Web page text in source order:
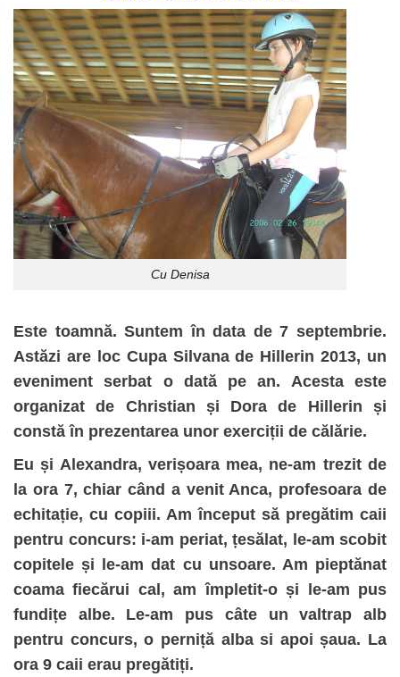
Cu Denisa
Este toamnă. Suntem în data de 7 septembrie.
Astăzi are loc Cupa Silvana de Hillerin 2013, un
eveniment serbat o dată pe an. Acesta este
organizat de Christian și Dora de Hillerin și
constă în prezentarea unor exerciții de călărie.
Eu și Alexandra, verișoara mea, ne-am trezit de
la ora 7, chiar când a venit Anca, profesoara de
echitație, cu copiii. Am început să pregătim caii
pentru concurs: i-am periat, țesălat, le-am scobit
copitele și le-am dat cu unsoare. Am pieptănat
coama fiecărui cal, am împletit-o și le-am pus
fundițe albe. Le-am pus câte un valtrap alb
pentru concurs, o perniță alba si apoi șaua. La
ora 9 caii erau pregătiți.